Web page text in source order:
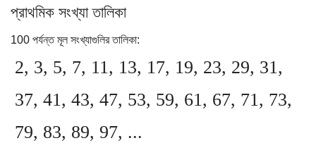
প্রাথমিক সংখ্যা তালিকা
100 পর্যন্ত মূল সংখ্যাগুলির তালিকা:
2, 3, 5, 7, 11, 13, 17, 19, 23, 29, 31,
37, 41, 43, 47, 53, 59, 61, 67, 71, 73,
79, 83, 89, 97, ...